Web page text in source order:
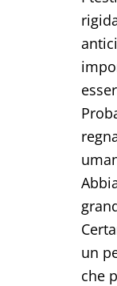
un
che